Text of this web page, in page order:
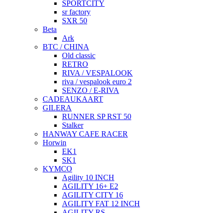
SPORTCITY
sr factory
SXR 50
Beta
Ark
BTC / CHINA
Old classic
RETRO
RIVA / VESPALOOK
riva / vespalook euro 2
SENZO / E-RIVA
CADEAUKAART
GILERA
RUNNER SP RST 50
Stalker
HANWAY CAFE RACER
Horwin
EK1
SK1
KYMCO
Agility 10 INCH
AGILITY 16+ E2
AGILITY CITY 16
AGILITY FAT 12 INCH